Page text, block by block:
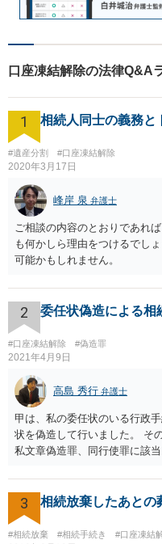
口座凍結解除の法律Q&A
1 相続人同士の義務と
#遺産分割 #口座凍結解除
2020年3月17日
峰岸 泉 弁護士
ご相談の内容のとおりであれ
も何かしら理由をつけるでし
可能かもしれません。
2 委任状偽造による相
#口座凍結解除 #偽造罪
2021年4月9日
高島 秀行 弁護士
甲は、私の委任状のいる行政
状を偽造して行いました。
私文章偽造罪、同行使罪に該
か？ 委任状を偽造して使用
ので できないと思います
3 相続放棄したあとの
#相続放棄 #相続手続き #口座凍結